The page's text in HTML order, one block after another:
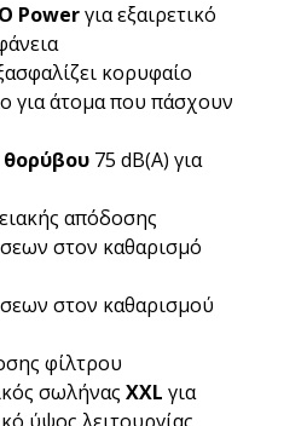
Powerγια εξαιρετικό
κορυφαίο
για άτομα που πάσχουν
75 dB(A) για
απόδοσης
στον καθαρισμό
στον καθαρισμού
φίλτρου
σωλήνας XXL για